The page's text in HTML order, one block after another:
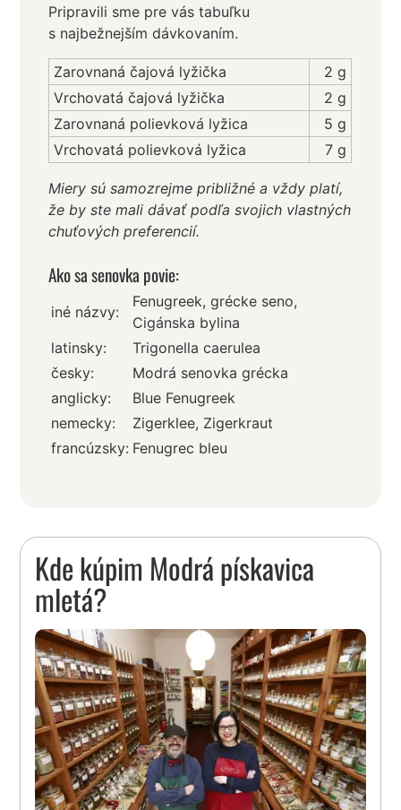
Pripravili sme pre vás tabuľku
s najbežnejším dávkovaním.
Zarovnaná čajová lyžička
2 g
Vrchovatá čajová lyžička
2 g
Zarovnaná polievková lyžica
5 g
Vrchovatá polievková lyžica
7 g
Miery sú samozrejme približné a vždy platí,
že by ste mali dávať podľa svojich vlastných
chuťových preferencií.
Ako sa senovka povie:
iné názvy:
Fenugreek, grécke seno,
Cigánska bylina
latinsky:
Trigonella caerulea
česky:
Modrá senovka grécka
anglicky:
Blue Fenugreek
nemecky:
Zigerklee, Zigerkraut
francúzsky: Fenugrec bleu
Kde kúpim Modrá pískavica
mletá?